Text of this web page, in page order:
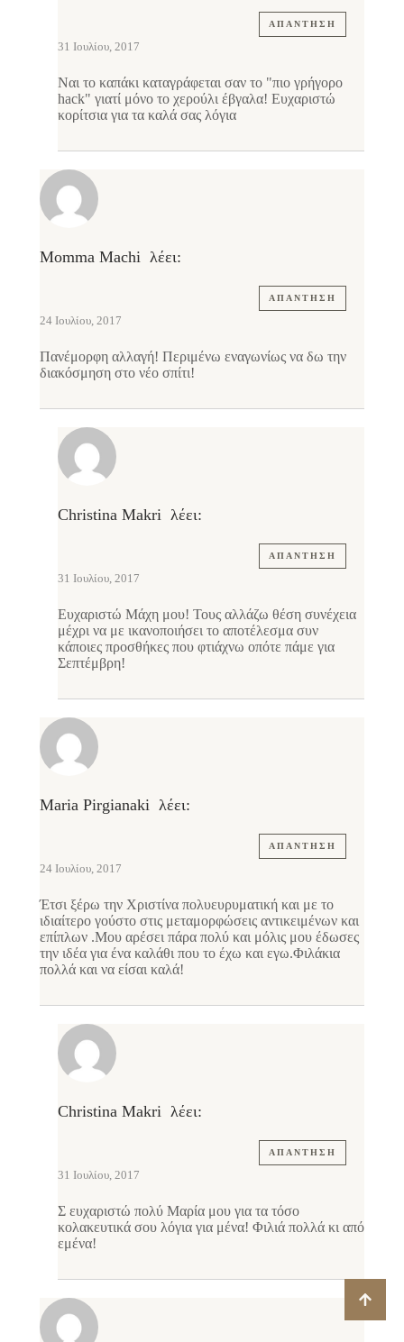
ΑΠΆΝΤΗΣΗ
31 Ιουλίου, 2017
Ναι το καπάκι καταγράφεται σαν το "πιο γρήγορο
hack" γιατί μόνο το χερούλι έβγαλα! Ευχαριστώ
κορίτσια για τα καλά σας λόγια
Momma Machi λέει:
ΑΠΆΝΤΗΣΗ
24 Ιουλίου, 2017
Πανέμορφη αλλαγή! Περιμένω εναγωνίως να δω την
διακόσμηση στο νέο σπίτι!
Christina Makri λέει:
ΑΠΆΝΤΗΣΗ
31 Ιουλίου, 2017
Ευχαριστώ Μάχη μου! Τους αλλάζω θέση συνέχεια
μέχρι να με ικανοποιήσει το αποτέλεσμα συν
κάποιες προσθήκες που φτιάχνω οπότε πάμε για
Σεπτέμβρη!
Maria Pirgianaki λέει:
ΑΠΆΝΤΗΣΗ
24 Ιουλίου, 2017
Έτσι ξέρω την Χριστίνα πολυευρυματική και με το
ιδιαίτερο γούστο στις μεταμορφώσεις αντικειμένων και
επίπλων .Μου αρέσει πάρα πολύ και μόλις μου έδωσες
την ιδέα για ένα καλάθι που το έχω και εγω.Φιλάκια
πολλά και να είσαι καλά!
Christina Makri λέει:
ΑΠΆΝΤΗΣΗ
31 Ιουλίου, 2017
Σ ευχαριστώ πολύ Μαρία μου για τα τόσο
κολακευτικά σου λόγια για μένα! Φιλιά πολλά κι από
εμένα!